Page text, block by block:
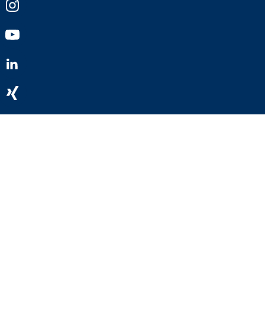
Youtube